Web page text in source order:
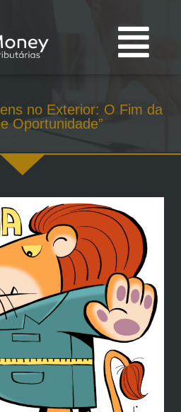
no Exterior: O Fim da
Oportunidade”